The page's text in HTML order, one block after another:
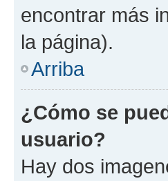
encontrar más
la página).
Arriba
¿Cómo se
usuario?
Hay dos